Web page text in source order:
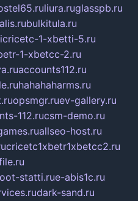
liura.ruglasspb.ru
bulkitula.ru
1-xbetti-5.ru
1-xbetcc-2.ru
accounts112.ru
hahahaharms.ru
opsmgr.ruev-gallery.ru
112.rucsm-demo.ru
allseo-host.ru
cricetc1xbetr1xbetcc2.ru
statti.rue-abis1c.ru
dark-sand.ru